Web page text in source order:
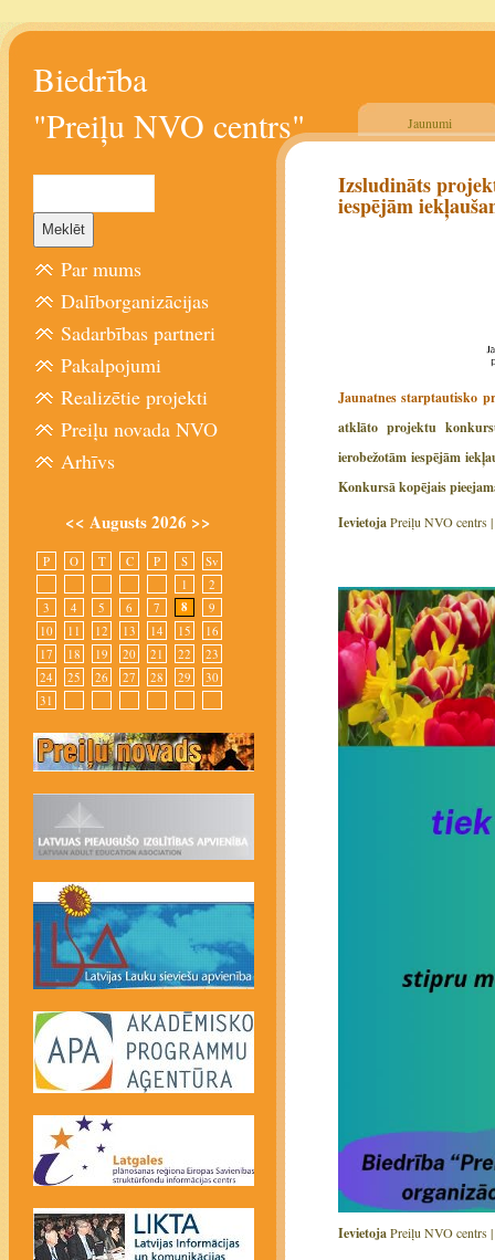
Biedrība
"Preiļu NVO centrs"
Jaunumi
Izsludināts
iespējām
Jaunatnes starptautisko
atklāto projektu
ierobežotām iespējām
Konkursā kopējais
IevietojaPreiļu NVO centrs |
IevietojaPreiļu NVO centrs |
Par mums
Dalīborganizācijas
Sadarbības partneri
Pakalpojumi
Realizētie projekti
Preiļu novada NVO
Arhīvs
<< Augusts 2026 >>
P O T C P S
Sv
1
2
3
4 5 6 7 8
9
10
11 12 13 14 15
16
17
18 19 20 21 22
23
24
25 26 27 28 29
30
31